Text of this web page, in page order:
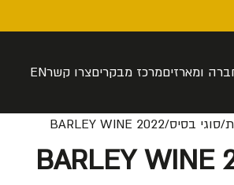
ומארזיםמרכז מבקריםצרו קשרEN
סוגי בסיס BARLEY WINE 2022
BARLEY WINE